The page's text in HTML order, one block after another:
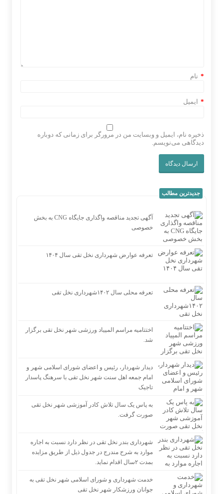
نام *
ایمیل *
ذخیره نام، ایمیل و وبسایت من در مرورگر برای زمانی که دوباره
دیدگاهی می‌نویسم.
جدیدترین مطالب
آگهی تجدید مناقصه واگذاری جایگاه CNG به بخش
خصوصی
تعرفه عوارض شهرداری نخل تقی سال ۱۴۰۴
تعرفه محلی سال ۱۴۰۲شهرداری نخل تقی
اختتامیه مراسم المپیاد ورزشی شهر نخل تقی برگزار
شد.
دیدار شهردار، رئیس و اعضای شورای اسلامی شهر و
امام جمعه اهل سنت شهر نخل تقی با سرهنگ پاسدار
تاجیک
به پاس یک سال تلاش کادر آموزشی شهر نخل تقی
صورت گرفت.
شهرداری بندر نخل تقی در نظر دارد نسبت به اجاره
موارد به شرح مندرج در جدول ذیل از طریق مزایده
بمدت ۲سال اقدام نماید.
خدمت شهرداری و شورای اسلامی شهر نخل تقی به
جوانان ورزشکار شهر نخل تقی